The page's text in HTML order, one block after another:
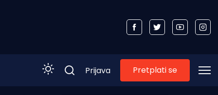
Prijava Pretplati se